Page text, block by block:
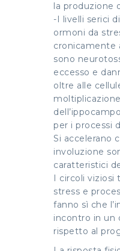
la produzione
-I livelli serici
ormoni da
cronicamente
sono
eccesso e
oltre alle
per i processi
Si accelerano
involuzione
caratteristici
I circoli
stress e
fanno sì che
incontro in un
rispetto al